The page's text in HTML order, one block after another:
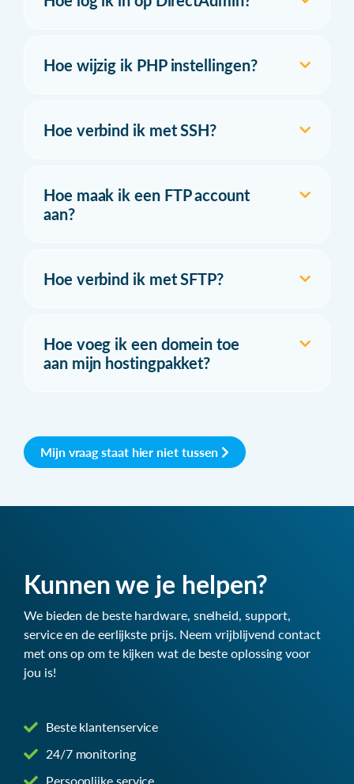
Hoe wijzig ik PHP instellingen?
Hoe verbind ik met SSH?
Hoe maak ik een FTP account
aan?
Hoe verbind ik met SFTP?
Hoe voeg ik een domein toe
aan mijn hostingpakket?
Mijn vraag staat hier niet tussen
Kunnen we je helpen?
We bieden de beste hardware, snelheid, support,
service en de eerlijkste prijs. Neem vrijblijvend contact
met ons op om te kijken wat de beste oplossing voor
jou is!
Beste klantenservice
24/7 monitoring
Persoonlijke service